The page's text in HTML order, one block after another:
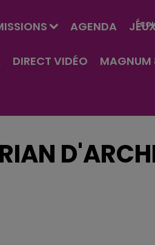
AGENDA
DIRECT VIDÉO MAGNUM